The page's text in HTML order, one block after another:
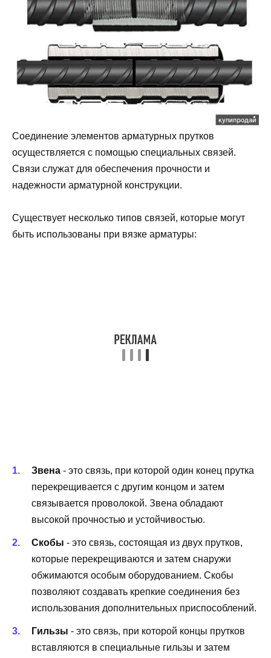
Соединение элементов арматурных прутков
осуществляется с помощью специальных связей.
Связи служат для обеспечения прочности и
надежности арматурной конструкции.
Существует несколько типов связей, которые могут
быть использованы при вязке арматуры:
Звена - это связь, при которой один конец прутка
перекрещивается с другим концом и затем
связывается проволокой. Звена обладают
высокой прочностью и устойчивостью.
Скобы - это связь, состоящая из двух прутков,
которые перекрещиваются и затем снаружи
обжимаются особым оборудованием. Скобы
позволяют создавать крепкие соединения без
использования дополнительных приспособлений.
Гильзы - это связь, при которой концы прутков
вставляются в специальные гильзы и затем